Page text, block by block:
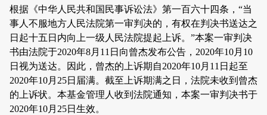
根据《中华人民共和国民事诉讼法》第一百六十四条，“当
事人不服地方人民法院第一审判决的，有权在判决书送达之
日起十五日内向上一级人民法院提起上诉。”本案一审判决
书由法院于2020年8月 11 日向曾杰发布公告， 2020年10月 10
日视为送达。因此，曾杰的上诉期自2020年10月 11 日起至
2020年10月 25日届满。截至上诉期满之日，法院未收到曾杰
的上诉状。本基金管理人收到法院通知，本案一审判决书于
2020年10月 25日生效。